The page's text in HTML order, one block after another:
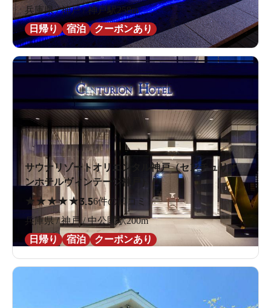
兵庫県 / 神戸 / 神戸駅258m
日帰り
宿泊 クーポンあり
サウナリゾートオリエンタル神戸（センチュリオ
ンホテルヴィンテージ神戸）
★★★★★3.56件の口コミ
兵庫県 / 神戸 / 中公園駅200m
日帰り
宿泊 クーポンあり